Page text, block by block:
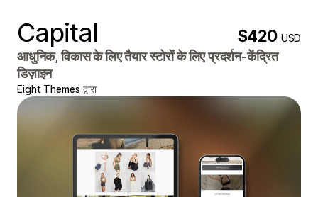
Capital $420USD
आधुनिक, विकास के लिए तैयार स्टोरों के लिए प्रदर्शन-केंद्रित
डिज़ाइन
Eight Themes द्वारा